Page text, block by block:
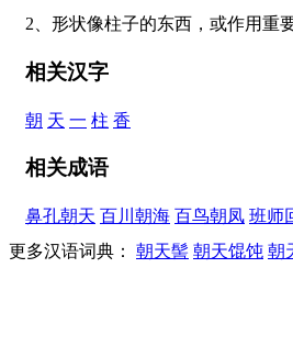
2、形状像柱子的东西，或作用
相关汉字
朝 天 一 柱 香
相关成语
鼻孔朝天 百川朝海 百鸟朝凤 班师
更多汉语词典： 朝天髻 朝天馄饨 朝